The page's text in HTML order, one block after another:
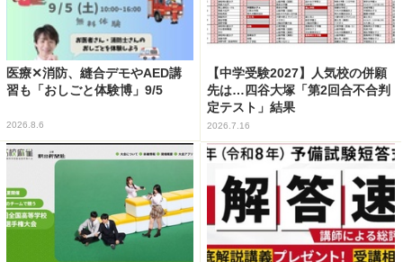
医療✕消防、縫合デモやAED講
習も「おしごと体験博」9/5
2026.8.6
【中学受験2027】人気校の併願
先は…四谷大塚「第2回合不合判
定テスト」結果
2026.7.16